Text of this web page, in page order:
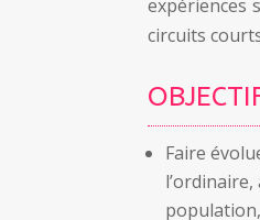
expériences
circuits
Faire